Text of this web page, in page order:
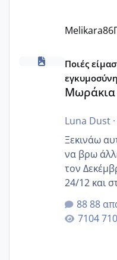
Melikara86
Μωράκια Δεκεμβρίου
Ποιές
Μωράκια
Luna Dust·
Ξεκινάω
να βρω
τον
24/12 και
της
άγχος και
περνάνε
88